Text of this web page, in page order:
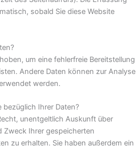
sobald Sie diese Website
um eine fehlerfreie Bereitstellung
Andere Daten können zur Analyse
werden.
bezüglich Ihrer Daten?
unentgeltlich Auskunft über
Zweck Ihrer gespeicherten
zu erhalten. Sie haben außerdem ein